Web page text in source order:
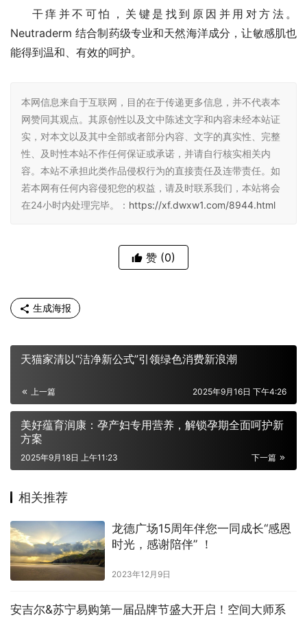
干痒并不可怕，关键是找到原因并用对方法。
Neutraderm 结合制药级专业和天然海洋成分，让敏感肌也
能得到温和、有效的呵护。
本网信息来自于互联网，目的在于传递更多信息，并不代表本
网赞同其观点。其原创性以及文中陈述文字和内容未经本站证
实，对本文以及其中全部或者部分内容、文字的真实性、完整
性、及时性本站不作任何保证或承诺，并请自行核实相关内
容。本站不承担此类作品侵权行为的直接责任及连带责任。如
若本网有任何内容侵犯您的权益，请及时联系我们，本站将会
在24小时内处理完毕。： https://xf.dwxw1.com/8944.html
赞 (0)
生成海报
天猫家清以“洁净新公式”引领绿色消费新浪潮
上一篇 2025年9月16日 下午4:26
美好蕴育润康：孕产妇专用营养，解锁孕期全面呵护新
方案
下一篇
2025年9月18日 上午11:23
相关推荐
龙德广场15周年伴您一同成长“感恩
时光，感谢陪伴” ！
2023年12月9日
安吉尔&苏宁易购第一届品牌节盛大开启！空间大师系